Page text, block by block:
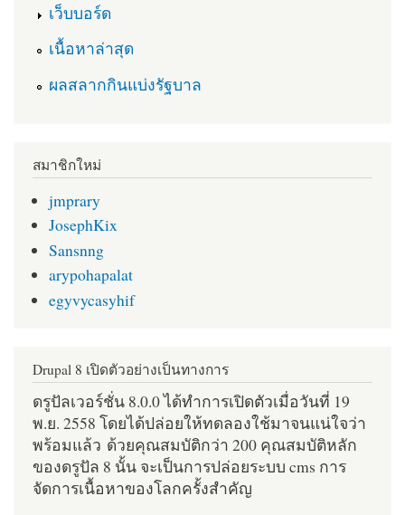
เว็บบอร์ด
เนื้อหาล่าสุด
ผลสลากกินแบ่งรัฐบาล
สมาชิกใหม่
jmprary
JosephKix
Sansnng
arypohapalat
egyvycasyhif
Drupal 8 เปิดตัวอย่างเป็นทางการ
ดรูปัลเวอร์ชั่น 8.0.0 ได้ทำการเปิดตัวเมื่อวันที่ 19
พ.ย. 2558 โดยได้ปล่อยให้ทดลองใช้มาจนแน่ใจว่า
พร้อมแล้ว ด้วยคุณสมบัติกว่า 200 คุณสมบัติหลัก
ของดรูปัล 8 นั้น จะเป็นการปล่อยระบบ cms การ
จัดการเนื้อหาของโลกครั้งสำคัญ